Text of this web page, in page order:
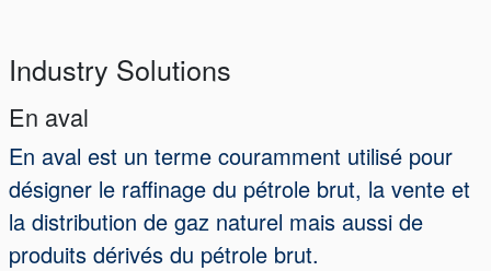
Durabilité
Industry Solutions
En aval
En aval est un terme couramment utilisé pour
désigner le raffinage du pétrole brut, la vente et
la distribution de gaz naturel mais aussi de
produits dérivés du pétrole brut.